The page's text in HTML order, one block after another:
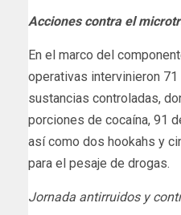
Acciones contra el
En el marco del
operativas intervinieron
sustancias controladas,
porciones de cocaína, 91
así como dos hookahs y
para el pesaje de drogas.
Jornada antirruidos y